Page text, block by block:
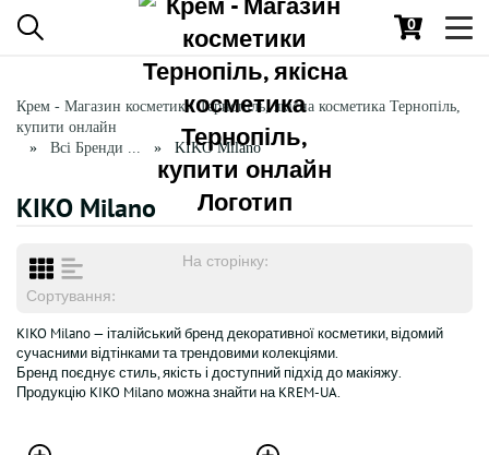
0
Крем - Магазин косметики Тернопіль, якісна косметика Тернопіль,
купити онлайн
Всі Бренди ...
KIKO Milano
KIKO Milano
На сторінку:
Сортування:
KIKO Milano — італійський бренд декоративної косметики, відомий
сучасними відтінками та трендовими колекціями.
Бренд поєднує стиль, якість і доступний підхід до макіяжу.
Продукцію KIKO Milano можна знайти на KREM-UA.